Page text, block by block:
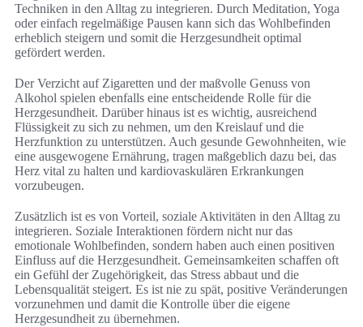
Techniken in den Alltag zu integrieren. Durch Meditation, Yoga
oder einfach regelmäßige Pausen kann sich das Wohlbefinden
erheblich steigern und somit die Herzgesundheit optimal
gefördert werden.
Der Verzicht auf Zigaretten und der maßvolle Genuss von
Alkohol spielen ebenfalls eine entscheidende Rolle für die
Herzgesundheit. Darüber hinaus ist es wichtig, ausreichend
Flüssigkeit zu sich zu nehmen, um den Kreislauf und die
Herzfunktion zu unterstützen. Auch gesunde Gewohnheiten, wie
eine ausgewogene Ernährung, tragen maßgeblich dazu bei, das
Herz vital zu halten und kardiovaskulären Erkrankungen
vorzubeugen.
Zusätzlich ist es von Vorteil, soziale Aktivitäten in den Alltag zu
integrieren. Soziale Interaktionen fördern nicht nur das
emotionale Wohlbefinden, sondern haben auch einen positiven
Einfluss auf die Herzgesundheit. Gemeinsamkeiten schaffen oft
ein Gefühl der Zugehörigkeit, das Stress abbaut und die
Lebensqualität steigert. Es ist nie zu spät, positive Veränderungen
vorzunehmen und damit die Kontrolle über die eigene
Herzgesundheit zu übernehmen.